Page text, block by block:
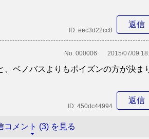
返信
ID: eec3d22cc8
No: 000006 2015/07/09
、ベノバスよりもポイズンの方が決ま
返信
ID: 450dc44994
コメント (3) を見る